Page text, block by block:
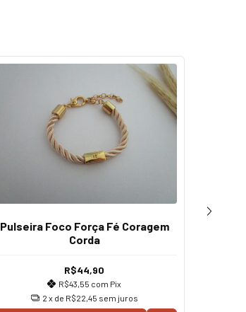
Pulseira Foco Força Fé Coragem
Corda
R$44,90
R$43,55 com Pix
2 x de R$22,45 sem juros